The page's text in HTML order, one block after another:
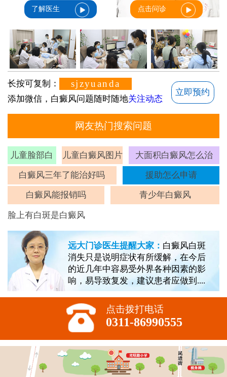
了解医生 点击问诊
长按可复制： sjzyuanda
添加微信，白癜风问题随时随地关注动态
立即预约
网友热门搜索问题
儿童脸部白
斑
儿童白癜风图片 大面积白癜风怎么治
白癜风三年了能治好吗 援助怎么申请
白癜风能报销吗 青少年白癜风
脸上有白斑是白癜风
远大门诊医生提醒大家： 白癜风白斑
消失只是说明症状有所缓解，在今后
的近几年中容易受外界各种因素的影
响，易导致复发，建议患者应做到....
点击拨打电话
0311-86990555